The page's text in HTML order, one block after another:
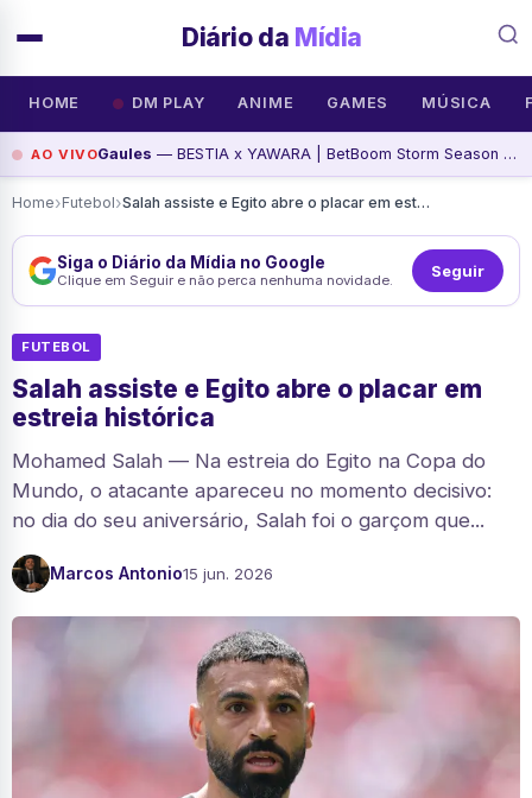
Diário da Mídia
HOME DM PLAY ANIME GAMES MÚSICA
AO VIVOGaules — BESTIA x YAWARA | BetBoom Storm Season 4 - Siga @Gaules nas redes sociais!, assista agora
Home›Futebol› Salah assiste e Egito abre o placar em estreia histórica
Siga o Diário da Mídia no Google
Clique em Seguir e não perca nenhuma novidade. Seguir
FUTEBOL
Salah assiste e Egito abre o placar em
estreia histórica
Mohamed Salah — Na estreia do Egito na Copa do
Mundo, o atacante apareceu no momento decisivo:
no dia do seu aniversário, Salah foi o garçom que...
Marcos Antonio15 jun. 2026